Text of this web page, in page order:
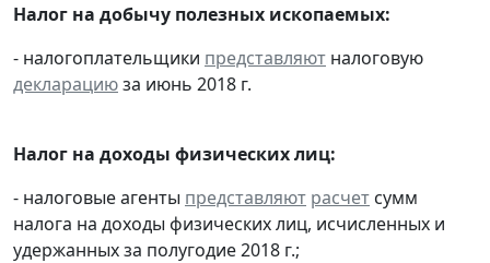
Налог на добычу полезных ископаемых:
- налогоплательщики представляют налоговую
декларациюза июнь 2018 г.
Налог на доходы физических лиц:
- налоговые агенты представляют расчет сумм
налога на доходы физических лиц, исчисленных и
удержанных за полугодие 2018 г.;